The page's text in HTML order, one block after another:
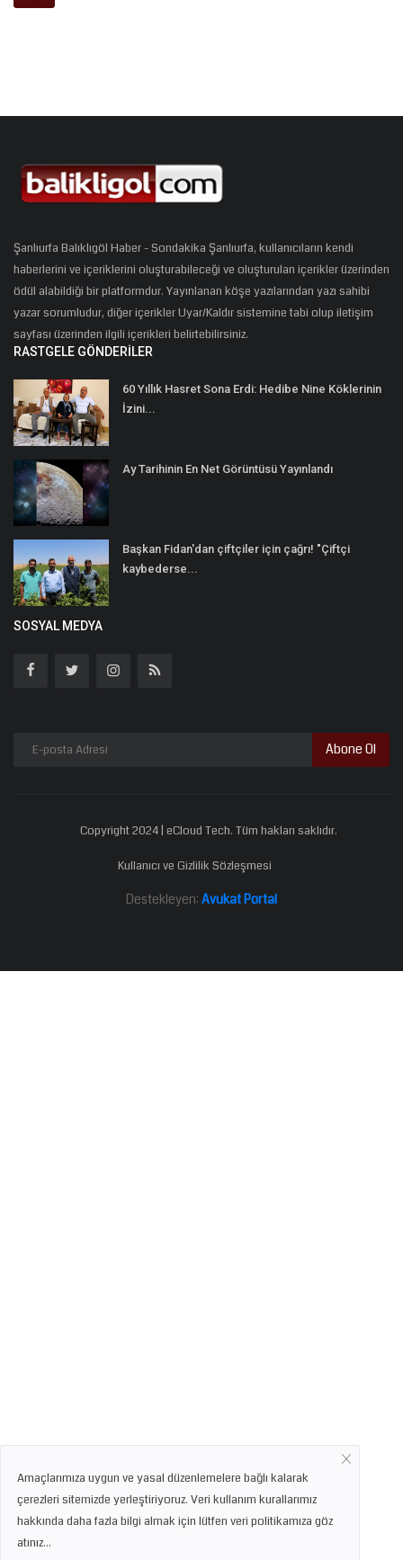
Şanlıurfa Balıklıgöl Haber - Sondakika Şanlıurfa, kullanıcıların kendi
haberlerini ve içeriklerini oluşturabileceği ve oluşturulan içerikler üzerinden
ödül alabildiği bir platformdur. Yayınlanan köşe yazılarından yazı sahibi
yazar sorumludur, diğer içerikler Uyar/Kaldır sistemine tabi olup iletişim
sayfası üzerinden ilgili içerikleri belirtebilirsiniz.
RASTGELE GÖNDERILER
60 Yıllık Hasret Sona Erdi: Hedibe Nine Köklerinin
İzini...
Ay Tarihinin En Net Görüntüsü Yayınlandı
Başkan Fidan'dan çiftçiler için çağrı! "Çiftçi
kaybederse...
SOSYAL MEDYA
Abone Ol
Copyright 2024 | eCloud Tech. Tüm hakları saklıdır.
Kullanıcı ve Gizlilik Sözleşmesi
Destekleyen: Avukat Portal
Amaçlarımıza uygun ve yasal düzenlemelere bağlı kalarak
çerezleri sitemizde yerleştiriyoruz. Veri kullanım kurallarımız
hakkında daha fazla bilgi almak için lütfen veri politikamıza göz
atınız...